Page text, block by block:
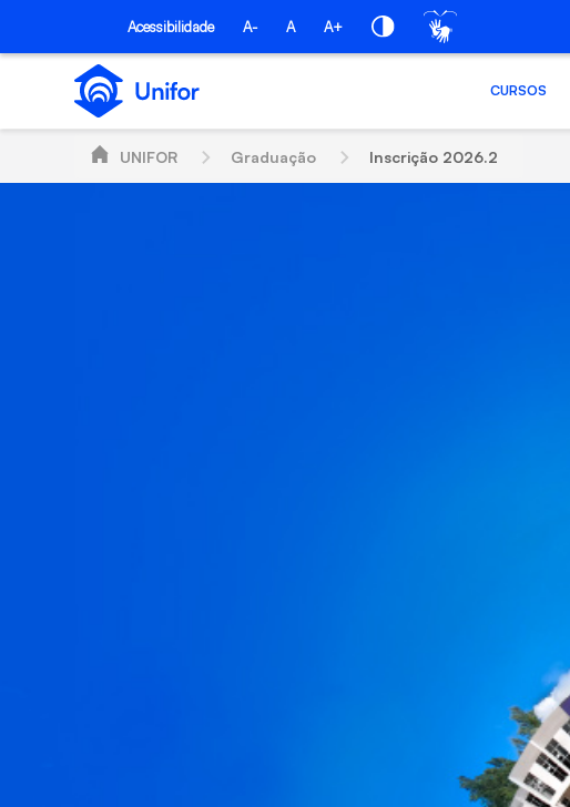
Pular para o Conteúdo principal
Acessibilidade A- A A+
CURSOS
UNIFOR Graduação Inscrição 2026.2